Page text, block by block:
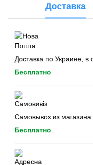
Доставка
Доставка по Украине,
Бесплатно
Самовывоз из
Бесплатно